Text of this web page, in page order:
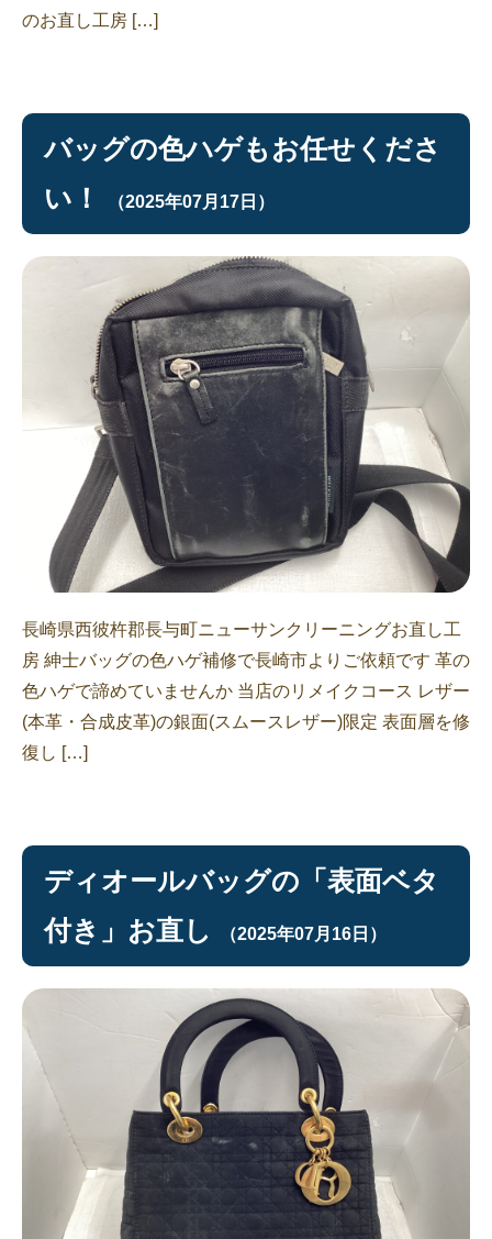
のお直し工房 […]
バッグの色ハゲもお任せくださ
い！
（2025年07月17日）
長崎県西彼杵郡長与町ニューサンクリーニングお直し工
房 紳士バッグの色ハゲ補修で長崎市よりご依頼です 革の
色ハゲで諦めていませんか 当店のリメイクコース レザー
(本革・合成皮革)の銀面(スムースレザー)限定 表面層を修
復し […]
ディオールバッグの「表面ベタ
付き」お直し
（2025年07月16日）